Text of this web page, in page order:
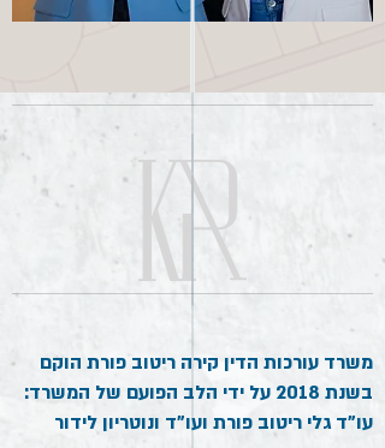
משרד עורכות הדין קירה ריטוב פורת הוקם
בשנת 2018 על ידי הלב הפועם של המשרד:
עו"ד גלי ריטוב פורת ועו"ד ונוטריון לידור